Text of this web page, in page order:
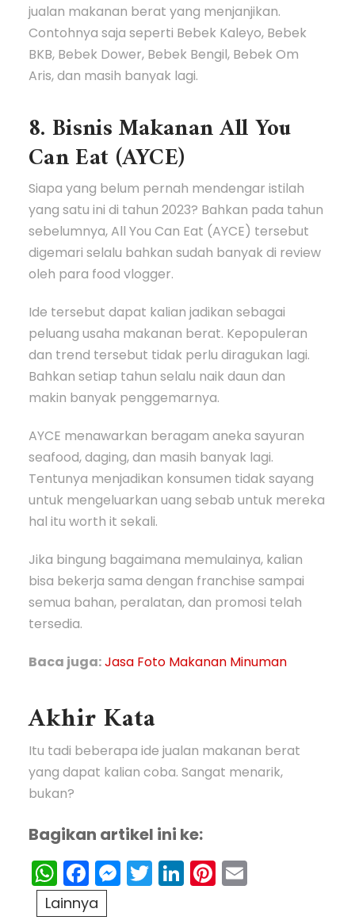
jualan makanan berat yang menjanjikan.
Contohnya saja seperti Bebek Kaleyo, Bebek
BKB, Bebek Dower, Bebek Bengil, Bebek Om
Aris, dan masih banyak lagi.
8. Bisnis Makanan All You
Can Eat (AYCE)
Siapa yang belum pernah mendengar istilah
yang satu ini di tahun 2023? Bahkan pada tahun
sebelumnya, All You Can Eat (AYCE) tersebut
digemari selalu bahkan sudah banyak di review
oleh para food vlogger.
Ide tersebut dapat kalian jadikan sebagai
peluang usaha makanan berat. Kepopuleran
dan trend tersebut tidak perlu diragukan lagi.
Bahkan setiap tahun selalu naik daun dan
makin banyak penggemarnya.
AYCE menawarkan beragam aneka sayuran
seafood, daging, dan masih banyak lagi.
Tentunya menjadikan konsumen tidak sayang
untuk mengeluarkan uang sebab untuk mereka
hal itu worth it sekali.
Jika bingung bagaimana memulainya, kalian
bisa bekerja sama dengan franchise sampai
semua bahan, peralatan, dan promosi telah
tersedia.
Baca juga:Jasa Foto Makanan Minuman
Akhir Kata
Itu tadi beberapa ide jualan makanan berat
yang dapat kalian coba. Sangat menarik,
bukan?
Bagikan artikel ini ke:
WhatsApp
Facebook
Messenger
Twitter
LinkedIn
Pinterest
Lainnya